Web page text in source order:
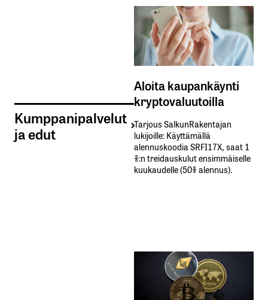
Kumppanipalvelut
ja edut
Aloita kaupankäynti
kryptovaluutoilla
Tarjous SalkunRakentajan
lukijoille: Käyttämällä​ ​
alennuskoodia​ ​SRFI17X,​ ​saat​ ​1
%:n treidauskulut​ ​ensimmäiselle​ ​
kuukaudelle​ ​(50%​ ​alennus).